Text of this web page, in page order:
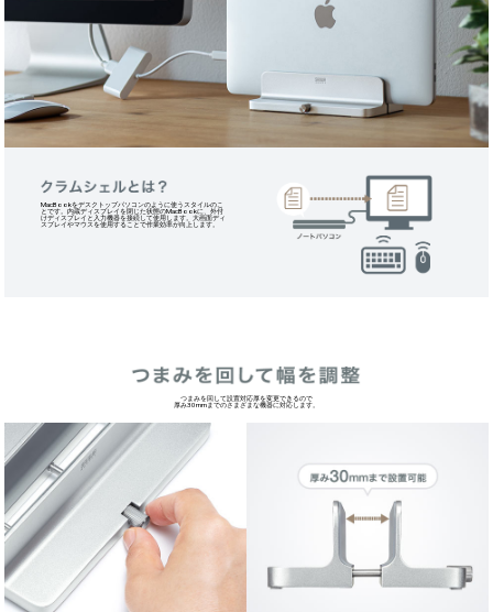
ノートパソコンを垂直に設置することで、作業スペースや
デスクスペースを広く使うことができます。